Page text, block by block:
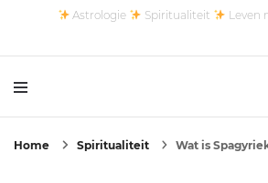
Astrologie Spiritualiteit Leven
Home Spiritualiteit Wat is